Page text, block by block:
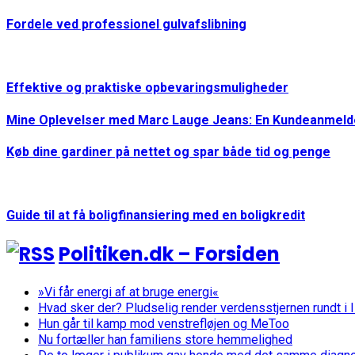
Fordele ved professionel gulvafslibning
Effektive og praktiske opbevaringsmuligheder
Mine Oplevelser med Marc Lauge Jeans: En
Køb dine gardiner på nettet og spar både tid og penge
Guide til at få boligfinansiering med en boligkredit
Politiken.dk – Forsiden
»Vi får energi af at bruge energi«
Hvad sker der? Pludselig render verdensstjernen rundt i
Hun går til kamp mod venstrefløjen og MeToo
Nu fortæller han familiens store hemmelighed